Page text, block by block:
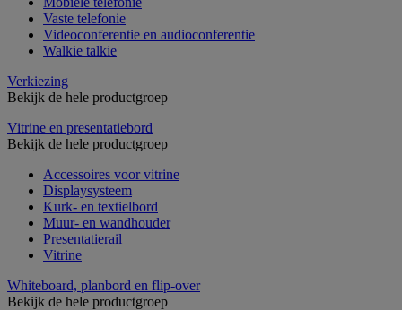
Vaste telefonie
Videoconferentie en audioconferentie
Walkie talkie
Verkiezing
Bekijk de hele productgroep
Vitrine en presentatiebord
Bekijk de hele productgroep
Accessoires voor vitrine
Displaysysteem
Kurk- en textielbord
Muur- en wandhouder
Presentatierail
Vitrine
Whiteboard, planbord en flip-over
Bekijk de hele productgroep